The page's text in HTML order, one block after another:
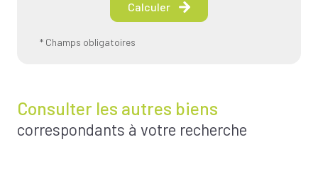
Calculer
* Champs obligatoires
Consulter les autres biens
correspondants à votre recherche